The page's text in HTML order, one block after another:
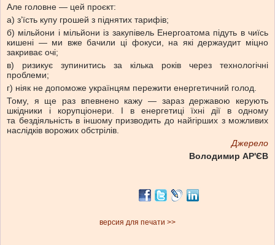
Але головне — цей проєкт:
а) зʼїсть купу грошей з піднятих тарифів;
б) мільйони і мільйони із закупівель Енергоатома підуть в чиїсь
кишені — ми вже бачили ці фокуси, на які держаудит міцно
закриває очі;
в) ризикує зупинитись за кілька років через технологічні
проблеми;
г) ніяк не допоможе українцям пережити енергетичний голод.
Тому, я ще раз впевнено кажу — зараз державою керують
шкідники і корупціонери. І в енергетиці їхні дії в одному
та бездіяльність в іншому призводить до найгірших з можливих
наслідків ворожих обстрілів.
Джерело
Володимир АР'ЄВ
версия для печати >>